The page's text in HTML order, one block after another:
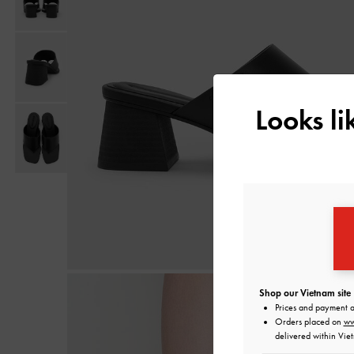
Looks
Shop our Vietnam site
Prices and payment
Orders placed on
delivered within